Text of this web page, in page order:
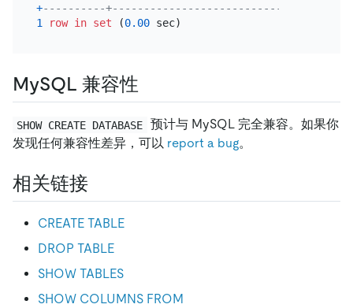
+----------
1
row in set (0.00
MySQL 兼容性
SHOW CREATE DATABASE
预计与 MySQL 完全兼容。如果你
发现任何兼容性差异，可以 report a bug。
相关链接
CREATE TABLE
DROP TABLE
SHOW TABLES
SHOW COLUMNS FROM